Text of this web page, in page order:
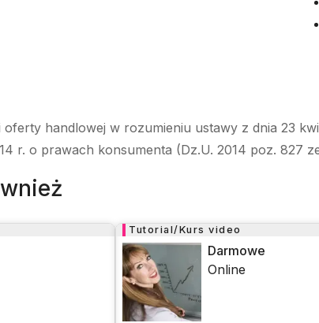
handlowej w rozumieniu ustawy z dnia 23
r. o prawach konsumenta (Dz.U. 2014 poz. 827
Tutorial/Kurs video
Darmowe
Online